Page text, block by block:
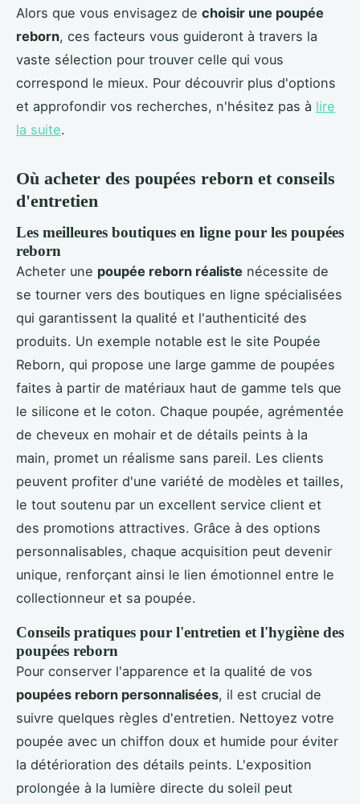
Alors que vous envisagez de choisir une poupée
reborn, ces facteurs vous guideront à travers la
vaste sélection pour trouver celle qui vous
correspond le mieux. Pour découvrir plus d'options
et approfondir vos recherches, n'hésitez pas à lire
la suite.
Où acheter des poupées reborn et conseils
d'entretien
Les meilleures boutiques en ligne pour les poupées
reborn
Acheter une poupée reborn réaliste nécessite de
se tourner vers des boutiques en ligne spécialisées
qui garantissent la qualité et l'authenticité des
produits. Un exemple notable est le site Poupée
Reborn, qui propose une large gamme de poupées
faites à partir de matériaux haut de gamme tels que
le silicone et le coton. Chaque poupée, agrémentée
de cheveux en mohair et de détails peints à la
main, promet un réalisme sans pareil. Les clients
peuvent profiter d'une variété de modèles et tailles,
le tout soutenu par un excellent service client et
des promotions attractives. Grâce à des options
personnalisables, chaque acquisition peut devenir
unique, renforçant ainsi le lien émotionnel entre le
collectionneur et sa poupée.
Conseils pratiques pour l'entretien et l'hygiène des
poupées reborn
Pour conserver l'apparence et la qualité de vos
poupées reborn personnalisées, il est crucial de
suivre quelques règles d'entretien. Nettoyez votre
poupée avec un chiffon doux et humide pour éviter
la détérioration des détails peints. L'exposition
prolongée à la lumière directe du soleil peut